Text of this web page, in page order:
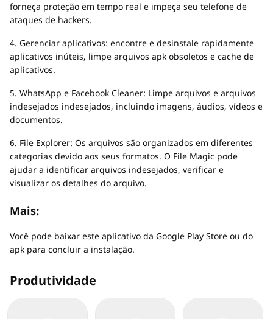
forneça proteção em tempo real e impeça seu telefone de
ataques de hackers.
4. Gerenciar aplicativos: encontre e desinstale rapidamente
aplicativos inúteis, limpe arquivos apk obsoletos e cache de
aplicativos.
5. WhatsApp e Facebook Cleaner: Limpe arquivos e arquivos
indesejados indesejados, incluindo imagens, áudios, vídeos e
documentos.
6. File Explorer: Os arquivos são organizados em diferentes
categorias devido aos seus formatos. O File Magic pode
ajudar a identificar arquivos indesejados, verificar e
visualizar os detalhes do arquivo.
Mais:
Você pode baixar este aplicativo da Google Play Store ou do
apk para concluir a instalação.
Produtividade